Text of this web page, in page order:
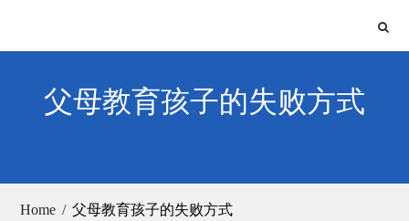
父母教育孩子的失败方式
Home 父母教育孩子的失败方式